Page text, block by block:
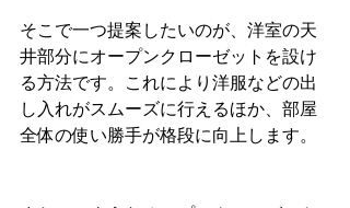
そこで一つ提案したいのが、洋室の天
井部分にオープンクローゼットを設け
る方法です。これにより洋服などの出
し入れがスムーズに行えるほか、部屋
全体の使い勝手が格段に向上します。